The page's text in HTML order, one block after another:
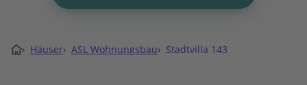
› Häuser› ASL Wohnungsbau› Stadtvilla 143